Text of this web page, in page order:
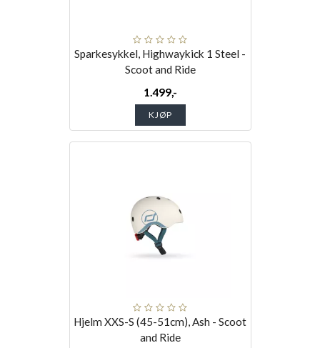
Sparkesykkel, Highwaykick 1 Steel -
Scoot and Ride
1.499,-
KJØP
Hjelm XXS-S (45-51cm), Ash - Scoot
and Ride